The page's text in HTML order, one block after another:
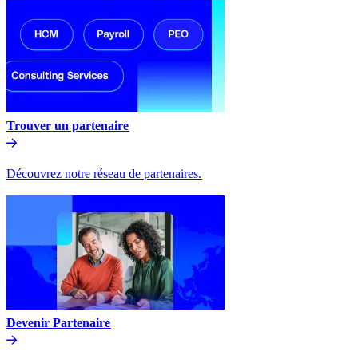
Trouver un partenaire​​
Découvrez notre réseau de partenaires.​​
Devenir Partenaire​​